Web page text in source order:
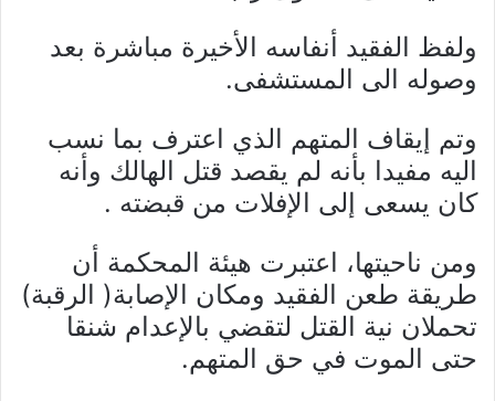
ولفظ الفقيد أنفاسه الأخيرة مباشرة بعد
وصوله الى المستشفى.
وتم إيقاف المتهم الذي اعترف بما نسب
اليه مفيدا بأنه لم يقصد قتل الهالك وأنه
كان يسعى إلى الإفلات من قبضته .
ومن ناحيتها، اعتبرت هيئة المحكمة أن
طريقة طعن الفقيد ومكان الإصابة( الرقبة)
تحملان نية القتل لتقضي بالإعدام شنقا
حتى الموت في حق المتهم.